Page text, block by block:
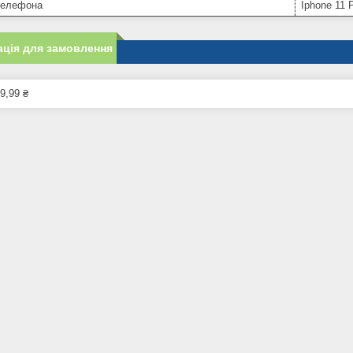
Iphone 11
для замовлення
₴